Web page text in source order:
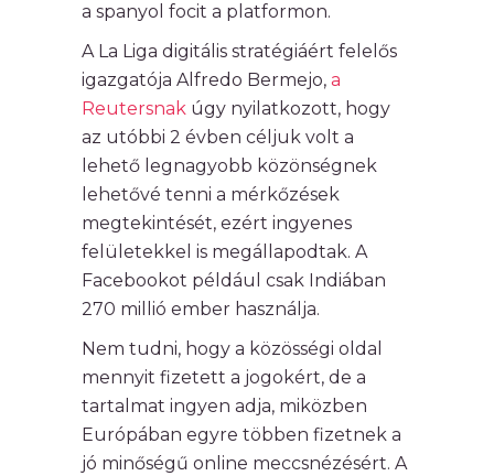
a spanyol focit a platformon.
A La Liga digitális stratégiáért felelős
igazgatója Alfredo Bermejo, a
Reutersnak úgy nyilatkozott, hogy
az utóbbi 2 évben céljuk volt a
lehető legnagyobb közönségnek
lehetővé tenni a mérkőzések
megtekintését, ezért ingyenes
felületekkel is megállapodtak. A
Facebookot például csak Indiában
270 millió ember használja.
Nem tudni, hogy a közösségi oldal
mennyit fizetett a jogokért, de a
tartalmat ingyen adja, miközben
Európában egyre többen fizetnek a
jó minőségű online meccsnézésért. A